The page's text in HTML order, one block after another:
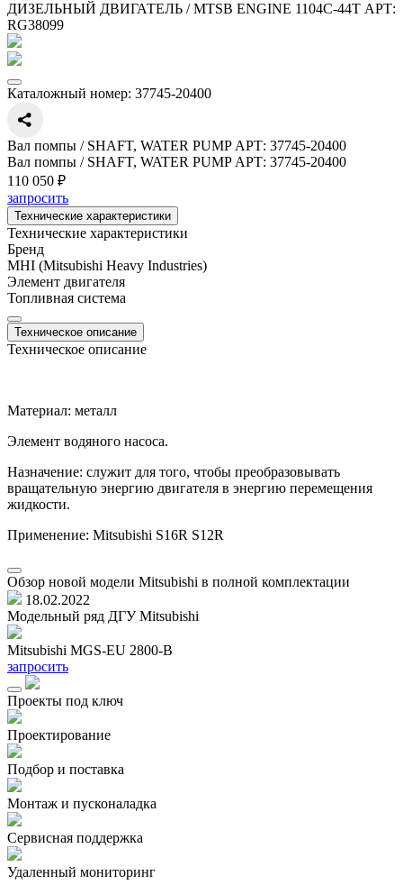
ДИЗЕЛЬНЫЙ ДВИГАТЕЛЬ / MTSB ENGINE 1104C-44T АРТ:
RG38099
Каталожный номер: 37745-20400
Вал помпы / SHAFT, WATER PUMP АРТ: 37745-20400
Вал помпы / SHAFT, WATER PUMP АРТ: 37745-20400
110 050 ₽
запросить
Технические характеристики
Технические характеристики
Бренд
MHI (Mitsubishi Heavy Industries)
Элемент двигателя
Топливная система
Техническое описание
Техническое описание
Материал: металл
Элемент водяного насоса.
Назначение: служит для того, чтобы преобразовывать
вращательную энергию двигателя в энергию перемещения
жидкости.
Применение: Mitsubishi S16R S12R
Обзор новой модели Mitsubishi в полной комплектации
18.02.2022
Модельный ряд ДГУ Mitsubishi
Mitsubishi MGS-EU 2800-B
запросить
Проекты под ключ
Проектирование
Подбор и поставка
Монтаж и пусконаладка
Сервисная поддержка
Удаленный мониторинг